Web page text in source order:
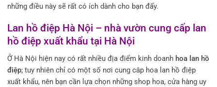
những điều này sẽ rất có ích dành cho bạn đấy.
Lan hồ điệp Hà Nội – nhà vườn cung cấp lan
hồ điệp xuất khẩu tại Hà Nội
Ở Hà Nội hiện nay có rất nhiều địa điểm kinh doanh hoa lan hồ
điệp; tuy nhiên chỉ có một số nơi cung câp hoa lan hồ điệp
xuất khẩu, nên bạn cần lựa chọn những shop hoa, cửa hàng uy